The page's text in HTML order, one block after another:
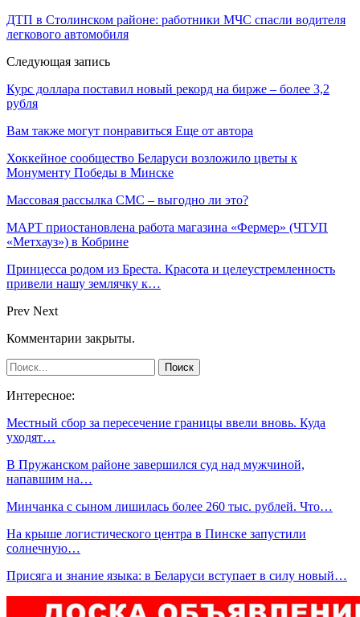
ДТП в Столинском районе: работники МЧС спасли водителя
легкового автомобиля
Следующая запись
Курс доллара поставил новый рекорд на бирже – более 3,2
рубля
Вам также могут понравиться Еще от автора
Хоккейное сообщество Беларуси возложило цветы к
Монументу Победы в Минске
Массовая рассылка СМС – выгодно ли это?
МАРТ приостановлена работа магазина «Фермер» (ЧТУП
«Метхауз») в Кобрине
Принцесса родом из Бреста. Красота и целеустремленность
привели нашу землячку к…
Prev Next
Комментарии закрыты.
Интересное:
Местный сбор за пересечение границы ввели вновь. Куда
уходят…
В Пружанском районе завершился суд над мужчиной,
напавшим на…
Минчанка с сыном лишилась более 260 тыс. рублей. Что…
На крыше логистического центра в Пинске запустили
солнечную…
Присяга и знание языка: в Беларуси вступает в силу новый…